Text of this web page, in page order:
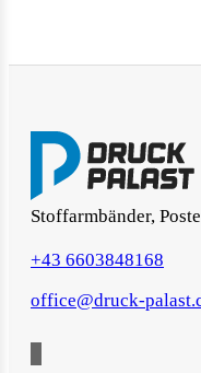
Stoffarmbänder,
+43 6603848168
office@druck-